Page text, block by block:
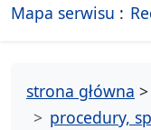
Mapa serwisu -
strona główna >
procedury,